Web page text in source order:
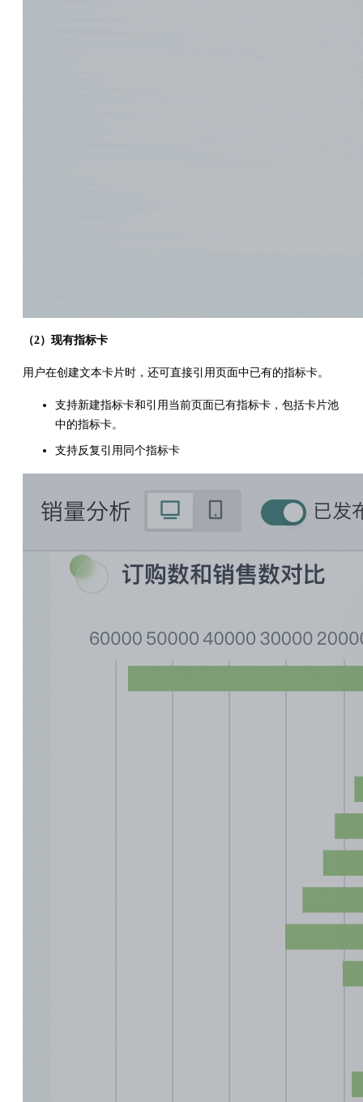
（2）现有指标卡
用户在创建文本卡片时，还可直接引用页面中已有的指标卡。
支持新建指标卡和引用当前页面已有指标卡，包括卡片池
中的指标卡。
支持反复引用同个指标卡